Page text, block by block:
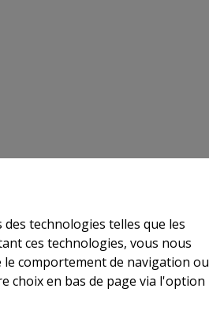
technologies telles que les
ces technologies, vous nous
comportement de navigation ou
choix en bas de page via l'option